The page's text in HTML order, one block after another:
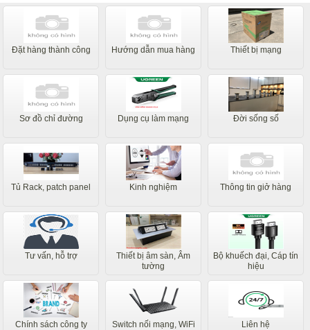
Đặt hàng thành công Hướng dẫn mua hàng Thiết bị mạng
Sơ đồ chỉ đường Dụng cụ làm mạng Đời sống số
Tủ Rack, patch panel Kinh nghiệm Thông tin giở hàng
Tư vấn, hỗ trợ
Thiết bị âm sàn, Âm
tường
Bộ khuếch đại, Cáp tín
hiệu
Chính sách công ty Switch nối mạng, WiFi Liên hệ